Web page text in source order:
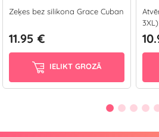
Zeķes bez silikona Grace Cuban
11.95 €
IELIKT GROZĀ
3XL)